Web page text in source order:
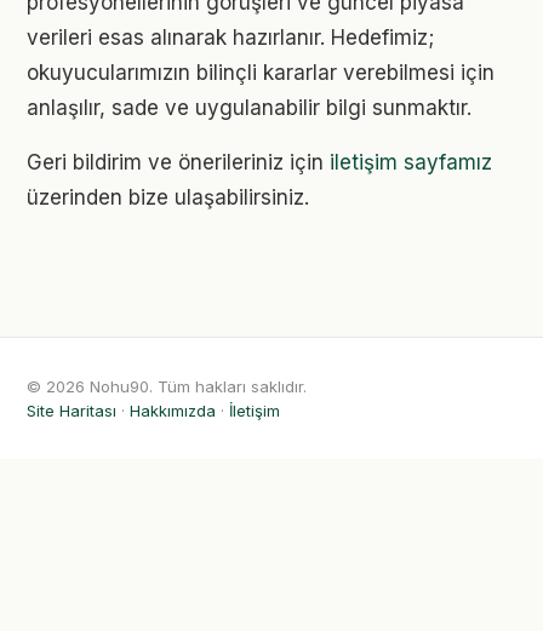
verileri esas alınarak hazırlanır. Hedefimiz;
okuyucularımızın bilinçli kararlar verebilmesi için
anlaşılır, sade ve uygulanabilir bilgi sunmaktır.
Geri bildirim ve önerileriniz için iletişim sayfamız
üzerinden bize ulaşabilirsiniz.
© 2026 Nohu90. Tüm hakları saklıdır.
Site Haritası · Hakkımızda · İletişim